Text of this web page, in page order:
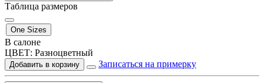
Таблица размеров
One Sizes
В салоне
ЦВЕТ: Разноцветный
Добавить в корзину Записаться на примерку